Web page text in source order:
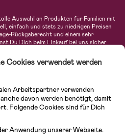
Auswahl an Produkten für Familien mit
einfach und stets zu niedrigen Preisen
Rückgaberecht und einem sehr
Du Dich beim Einkauf bei uns sicher
Produkte für Mütter und eine Menge
Spielsachen, Babyprodukte und
bekannten Herstellern wie Britax, Maxi-
und vielen mehr. Schau Dich um in
Kinder & Babys. Willkommen!
Cookies verwendet werden
Arbeitspartner verwenden
davon werden benötigt, damit
Folgende Cookies sind für Dich
Anwendung unserer Webseite.